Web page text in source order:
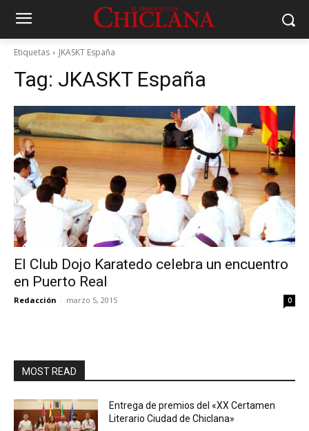
Etiquetas JKASKT España
Tag: JKASKT España
El Club Dojo Karatedo celebra un encuentro
en Puerto Real
Redacción - marzo 5, 2015 0
MOST READ
Entrega de premios del «XX Certamen
Literario Ciudad de Chiclana»